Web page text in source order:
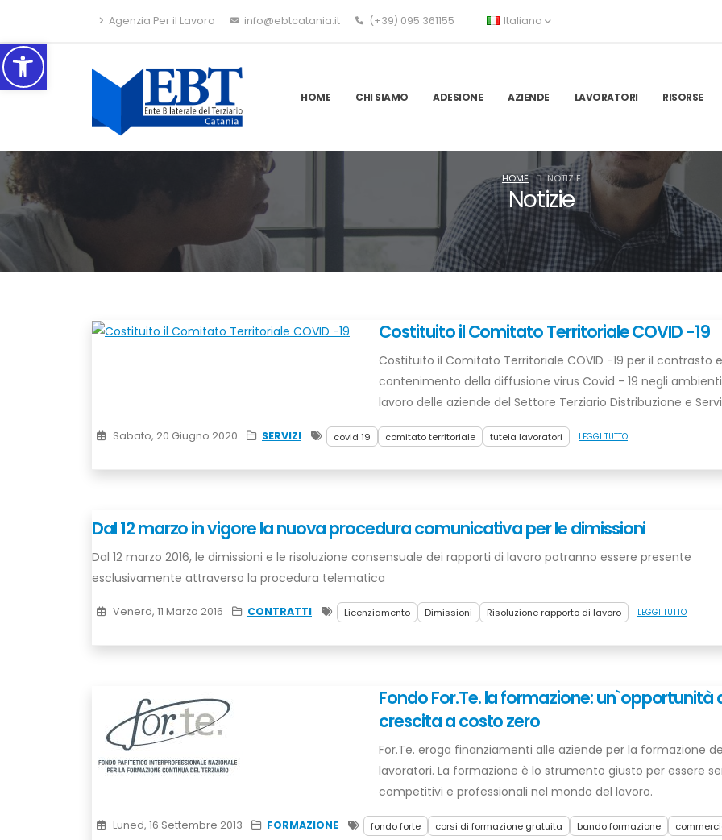
Agenzia Per il Lavoro info@ebtcatania.it (+39) 095 361155 Italiano
HOME CHI SIAMO ADESIONE AZIENDE LAVORATORI RISORSE
Notizie
HOME NOTIZIE
Costituito il Comitato Territoriale COVID -19
Costituito il Comitato Territoriale COVID -19 per il contrasto
contenimento della diffusione virus Covid - 19 negli
lavoro delle aziende del Settore Terziario Distribuzione e
Sabato, 20 Giugno 2020 SERVIZI covid 19 comitato territoriale tutela lavoratori LEGGI TUTTO
Dal 12 marzo in vigore la nuova procedura comunicativa per le dimissioni
Dal 12 marzo 2016, le dimissioni e le risoluzione consensuale dei rapporti di lavoro potranno essere presente
esclusivamente attraverso la procedura telematica
Venerd, 11 Marzo 2016 CONTRATTI Licenziamento Dimissioni Risoluzione rapporto di lavoro LEGGI TUTTO
Fondo For.Te. la formazione: un`opportunità
crescita a costo zero
For.Te. eroga finanziamenti alle aziende per la formazione
lavoratori. La formazione è lo strumento giusto per essere
competitivi e professionali nel mondo del lavoro.
Luned, 16 Settembre 2013 FORMAZIONE fondo forte corsi di formazione gratuita bando formazione
Accessibilità